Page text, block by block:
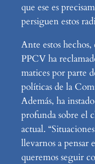
que ese es
persiguen estos
Ante estos
PPCV ha
matices por parte
políticas de la
Además, ha
profunda sobre el
actual.
llevarnos a pensar
queremos seguir